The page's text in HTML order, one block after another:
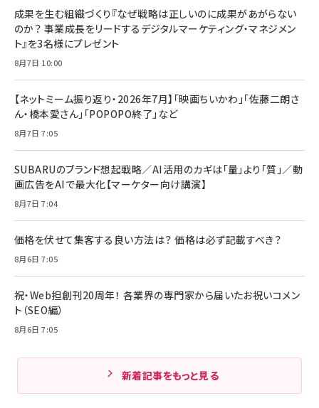
成果を生む組織づくり『なぜ戦略は正しいのに成果があがらない
のか？ 事業成長をリードするデジタルマーケティング・マネジメン
ト』を3名様にプレゼント
8月7日 10:00
【ネットミーム振り返り・2026年7月】「映画ちいかわ」「佐藤二朗さ
ん・橋本愛さん」「POPOPO終了」など
8月7日 7:05
SUBARUのブランド想起戦略／AI活用のカギは「量」より「質」／動
画広告をAIで最大化【マーケター向け講演】
8月7日 7:04
価格を伏せて集客する良い方法は？ 価格は必ず記載すべき？
8月6日 7:05
祝・Web担創刊20周年！ 各業界の専門家から届いたお祝いコメン
ト（SEO編）
8月6日 7:05
新着記事をもっと見る